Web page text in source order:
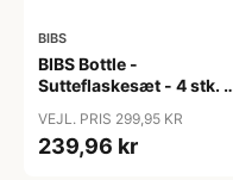
BIBS
BIBS Bottle -
Sutteflaskesæt - 4 stk. -
- Ivory
VEJL. PRIS 299,95 KR
239,96 kr